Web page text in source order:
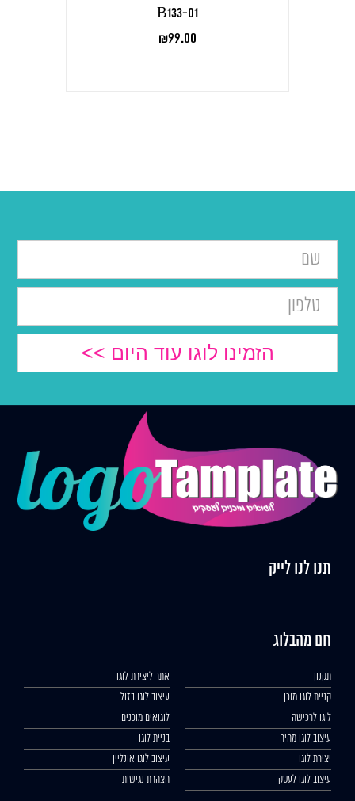
B133-01
₪99.00
תנו לנו לייק
חם מהבלוג
תקנון
אתר ליצירת לוגו
קניית לוגו מוכן
עיצוב לוגו בזול
לוגו לרכישה
לוגואים מוכנים
עיצוב לוגו מהיר
בניית לוגו
יצירת לוגו
עיצוב לוגו אונליין
עיצוב לוגו לעסק
הצהרת נגישות